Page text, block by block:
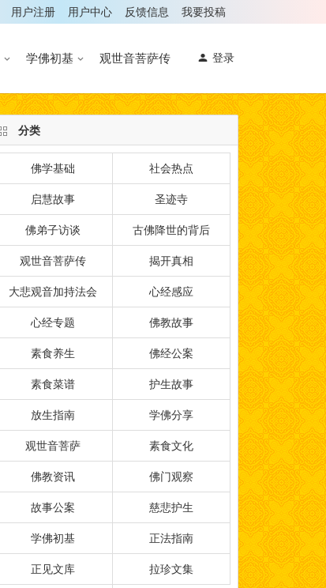
用户注册 用户中心 反馈信息 我要投稿
登录
学佛初基 观世音菩萨传
分类
佛学基础 社会热点
启慧故事 圣迹寺
佛弟子访谈 古佛降世的背后
观世音菩萨传 揭开真相
大悲观音加持法会 心经感应
心经专题 佛教故事
素食养生 佛经公案
素食菜谱 护生故事
放生指南 学佛分享
观世音菩萨 素食文化
佛教资讯 佛门观察
故事公案 慈悲护生
学佛初基 正法指南
正见文库 拉珍文集